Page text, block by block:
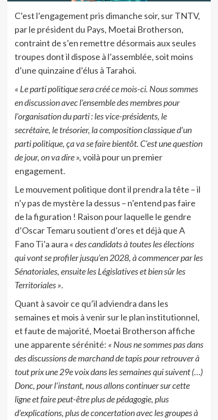
C’est l’engagement pris dimanche soir, sur TNTV,
par le président du Pays, Moetai Brotherson,
contraint de s’en remettre désormais aux seules
troupes dont il dispose à l’assemblée, soit moins
d’une quinzaine d’élus à Tarahoi.
« Le parti politique sera créé ce mois-ci. Nous sommes
en discussion avec l’ensemble des membres pour
l’organisation du parti : les vice-présidents, le
secrétaire, le trésorier, la composition classique d’un
parti politique, ça va se faire bientôt. C’est une question
de jour, on va dire »,voilà pour un premier
engagement.
Le mouvement politique dont il prendra la tête – il
n’y pas de mystère la dessus – n’entend pas faire
de la figuration ! Raison pour laquelle le gendre
d’Oscar Temaru soutient d’ores et déjà que A
Fano Ti’a aura «des candidats à toutes les élections
qui vont se profiler jusqu’en 2028, à commencer par les
Sénatoriales, ensuite les Législatives et bien sûr les
Territoriales ».
Quant à savoir ce qu’il adviendra dans les
semaines et mois à venir sur le plan institutionnel,
et faute de majorité, Moetai Brotherson affiche
une apparente sérénité: « Nous ne sommes pas dans
des discussions de marchand de tapis pour retrouver à
tout prix une 29e voix dans les semaines qui suivent (…)
Donc, pour l’instant, nous allons continuer sur cette
ligne et faire peut-être plus de pédagogie, plus
d’explications, plus de concertation avec les groupes à